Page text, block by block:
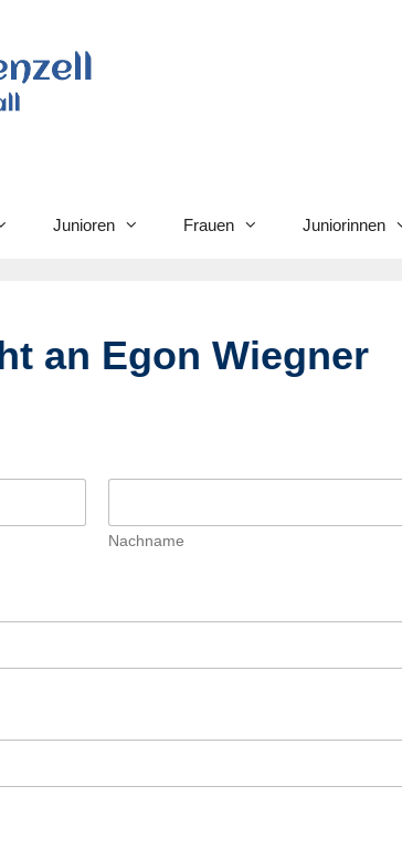
Junioren Frauen Juniorinnen
an Egon Wiegner
Nachname